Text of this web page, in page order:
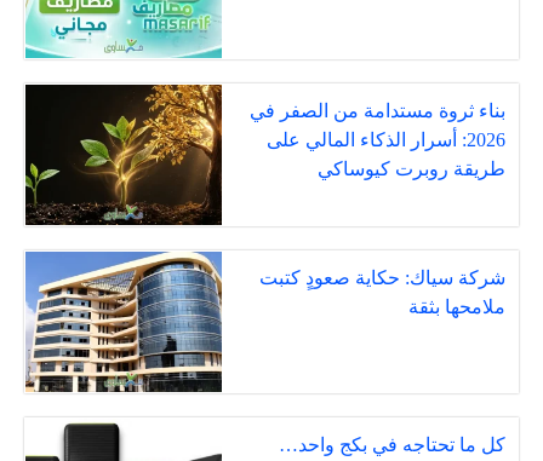
بناء ثروة مستدامة من الصفر في
2026: أسرار الذكاء المالي على
طريقة روبرت كيوساكي
شركة سياك: حكاية صعودٍ كتبت
ملامحها بثقة
كل ما تحتاجه في بكج واحد…